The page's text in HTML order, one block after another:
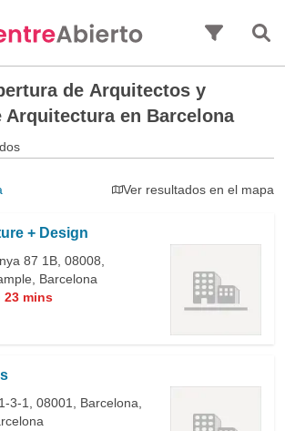
de Arquitectos y
Arquitectura en Barcelona
Ver resultados en el mapa
+ Design
87 1B, 08008,
Barcelona
23 mins
3-1, 08001, Barcelona,